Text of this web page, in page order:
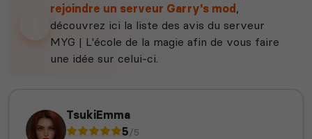
rejoindre un serveur Garry's mod,
découvrez ici la liste des avis du serveur
MYG | L'école de la magie afin de vous faire
une idée sur celui-ci.
TsukiEmma
5/5